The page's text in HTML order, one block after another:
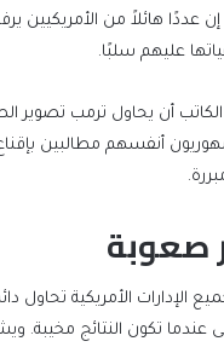
عددًا هائلاً من الأمريكيين
عليهم سلبًا.
أن يحاول ترمب تصوير
أنفسهم مطالبين
صعوبة
الإدارات الأمريكية تحاول
عندما تكون النتائج مخيبة.